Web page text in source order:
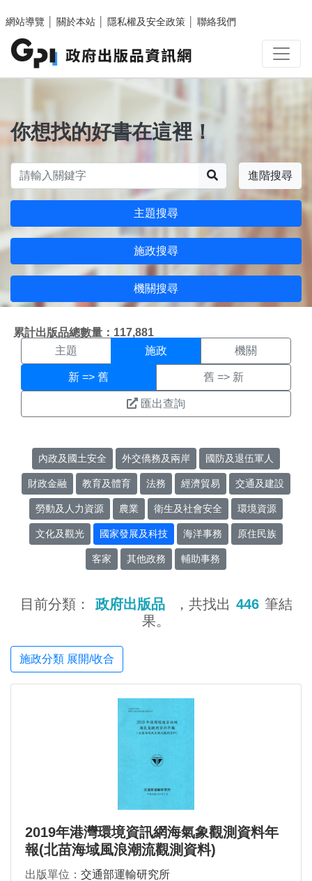
網站導覽
關於本站 隱私權及安全政策 聯絡我們
你想找的好書在這裡！
進階搜尋
主題搜尋
施政搜尋
機關搜尋
累計出版品總數量：117,881
施政搜尋結果頁面
主題 施政 機關
新 => 舊 舊 => 新
匯出查詢
內政及國土安全 外交僑務及兩岸 國防及退伍軍人
財政金融 教育及體育 法務 經濟貿易 交通及建設
勞動及人力資源 農業 衛生及社會安全 環境資源
文化及觀光 國家發展及科技 海洋事務 原住民族
客家 其他政務 輔助事務
目前分類： 政府出版品 ，共找出 446 筆結
果。
施政分類 展開/收合
2019年港灣環境資訊網海氣象觀測資料年
報(北苗海域風浪潮流觀測資料)
出版單位： 交通部運輸研究所